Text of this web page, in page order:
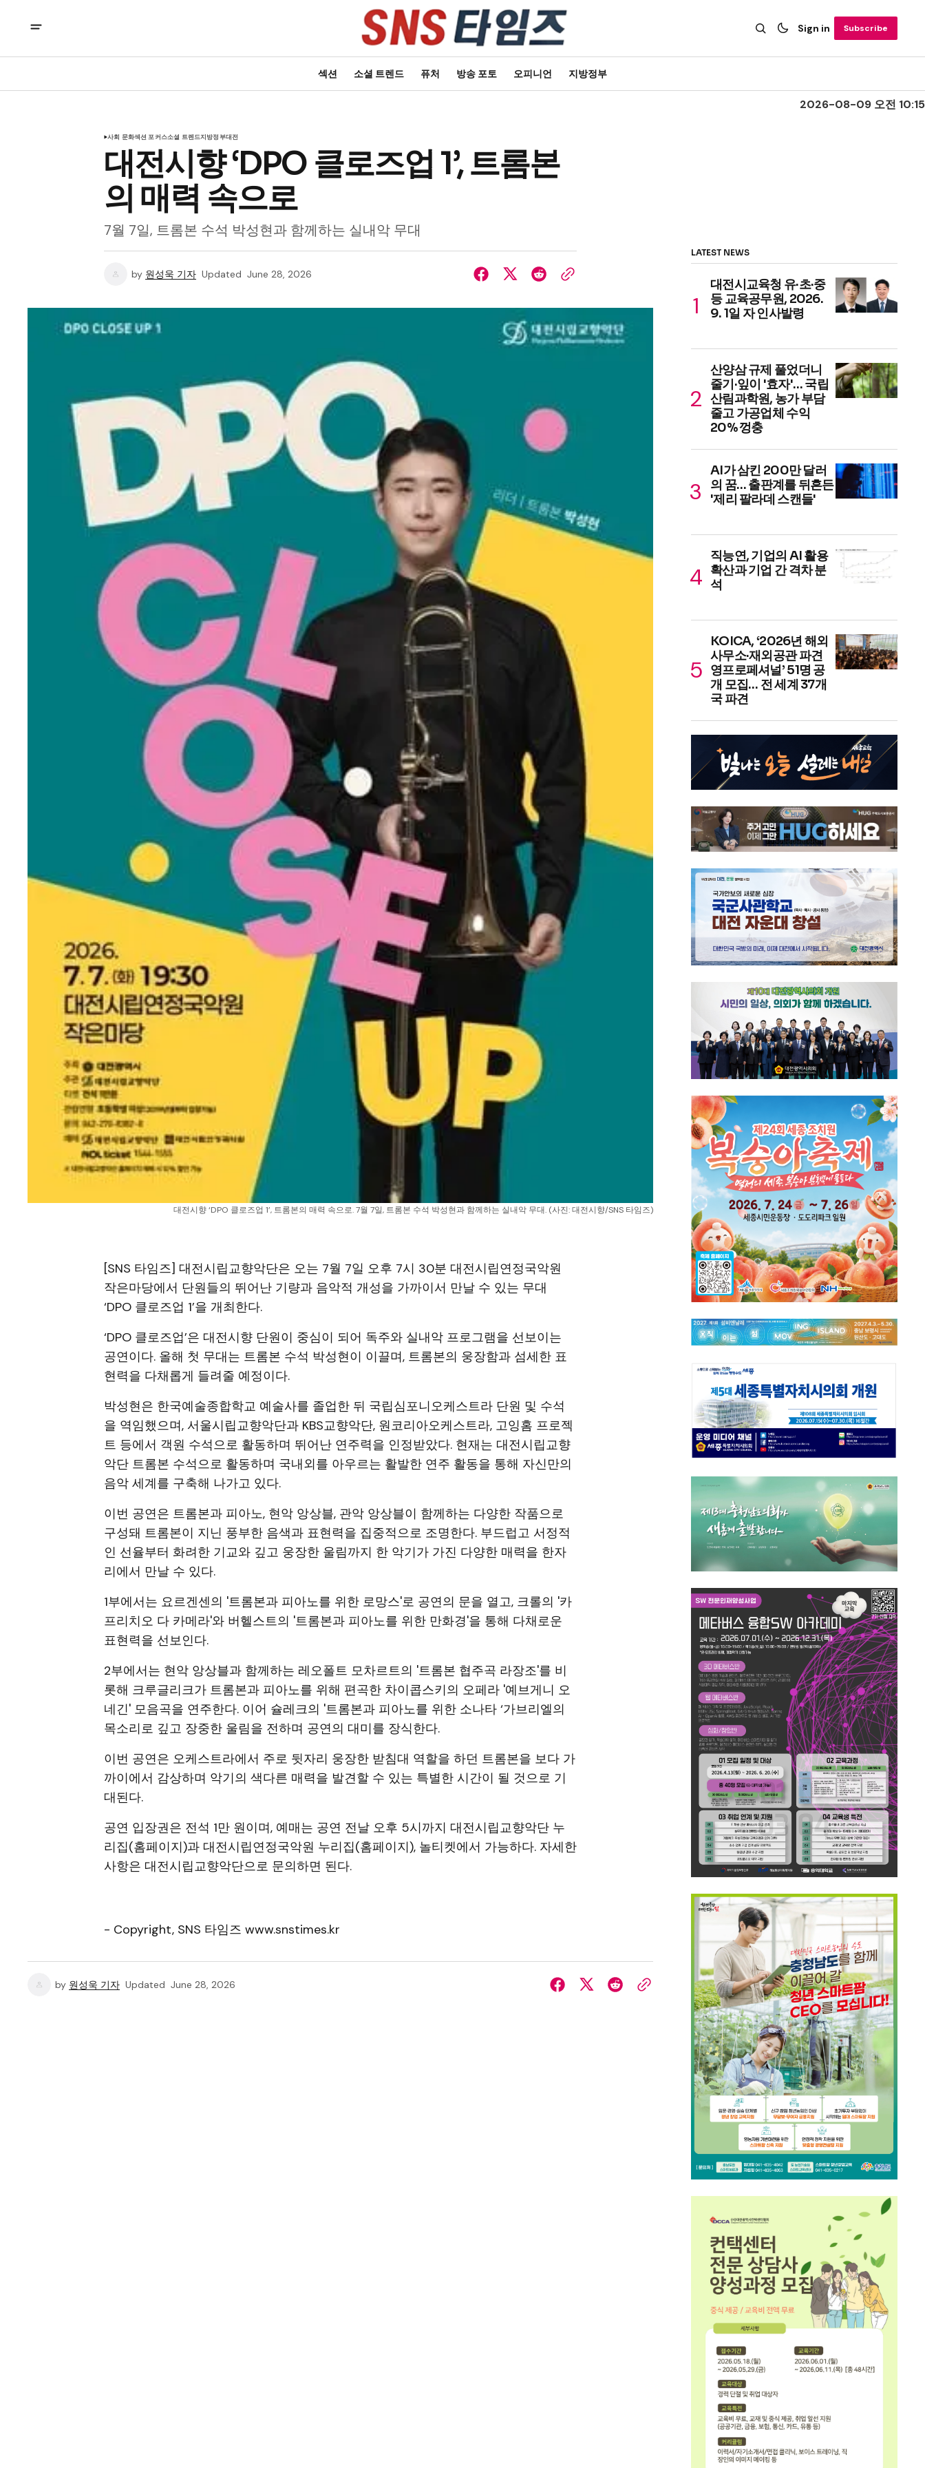
Sign in Subscribe
섹션 소셜 트렌드 퓨처 방송 포토 오피니언 지방정부
2026-08-09 오전 10:15
사회 문화섹션 포커스소셜 트렌드지방정부대전
대전시향 ‘DPO 클로즈업 1’, 트롬본
의 매력 속으로
7월 7일, 트롬본 수석 박성현과 함께하는 실내악 무대
by 원성욱 기자 Updated June 28, 2026
대전시향 ‘DPO 클로즈업 1’, 트롬본의 매력 속으로. 7월 7일, 트롬본 수석 박성현과 함께하는 실내악 무대. (사진: 대전시향/SNS 타임즈)
[SNS 타임즈] 대전시립교향악단은 오는 7월 7일 오후 7시 30분 대전시립연정국악원
작은마당에서 단원들의 뛰어난 기량과 음악적 개성을 가까이서 만날 수 있는 무대
‘DPO 클로즈업 1’을 개최한다.
‘DPO 클로즈업’은 대전시향 단원이 중심이 되어 독주와 실내악 프로그램을 선보이는
공연이다. 올해 첫 무대는 트롬본 수석 박성현이 이끌며, 트롬본의 웅장함과 섬세한 표
현력을 다채롭게 들려줄 예정이다.
박성현은 한국예술종합학교 예술사를 졸업한 뒤 국립심포니오케스트라 단원 및 수석
을 역임했으며, 서울시립교향악단과 KBS교향악단, 원코리아오케스트라, 고잉홈 프로젝
트 등에서 객원 수석으로 활동하며 뛰어난 연주력을 인정받았다. 현재는 대전시립교향
악단 트롬본 수석으로 활동하며 국내외를 아우르는 활발한 연주 활동을 통해 자신만의
음악 세계를 구축해 나가고 있다.
이번 공연은 트롬본과 피아노, 현악 앙상블, 관악 앙상블이 함께하는 다양한 작품으로
구성돼 트롬본이 지닌 풍부한 음색과 표현력을 집중적으로 조명한다. 부드럽고 서정적
인 선율부터 화려한 기교와 깊고 웅장한 울림까지 한 악기가 가진 다양한 매력을 한자
리에서 만날 수 있다.
1부에서는 요르겐센의 '트롬본과 피아노를 위한 로망스'로 공연의 문을 열고, 크롤의 '카
프리치오 다 카메라'와 버헬스트의 '트롬본과 피아노를 위한 만화경'을 통해 다채로운
표현력을 선보인다.
2부에서는 현악 앙상블과 함께하는 레오폴트 모차르트의 '트롬본 협주곡 라장조'를 비
롯해 크루글리크가 트롬본과 피아노를 위해 편곡한 차이콥스키의 오페라 '예브게니 오
네긴' 모음곡을 연주한다. 이어 슐레크의 '트롬본과 피아노를 위한 소나타 ‘가브리엘의
목소리로 깊고 장중한 울림을 전하며 공연의 대미를 장식한다.
이번 공연은 오케스트라에서 주로 뒷자리 웅장한 받침대 역할을 하던 트롬본을 보다 가
까이에서 감상하며 악기의 색다른 매력을 발견할 수 있는 특별한 시간이 될 것으로 기
대된다.
공연 입장권은 전석 1만 원이며, 예매는 공연 전날 오후 5시까지 대전시립교향악단 누
리집(홈페이지)과 대전시립연정국악원 누리집(홈페이지), 놀티켓에서 가능하다. 자세한
사항은 대전시립교향악단으로 문의하면 된다.
- Copyright, SNS 타임즈 www.snstimes.kr
by 원성욱 기자 Updated June 28, 2026
LATEST NEWS
대전시교육청 유·초·중
등 교육공무원, 2026.
9. 1일 자 인사발령
산양삼 규제 풀었더니
줄기·잎이 '효자'… 국립
산림과학원, 농가 부담
줄고 가공업체 수익
20% 껑충
AI가 삼킨 200만 달러
의 꿈… 출판계를 뒤흔든
'제리 팔라데 스캔들'
직능연, 기업의 AI 활용
확산과 기업 간 격차 분
석
KOICA, ‘2026년 해외
사무소·재외공관 파견
영프로페셔널’ 51명 공
개 모집… 전 세계 37개
국 파견